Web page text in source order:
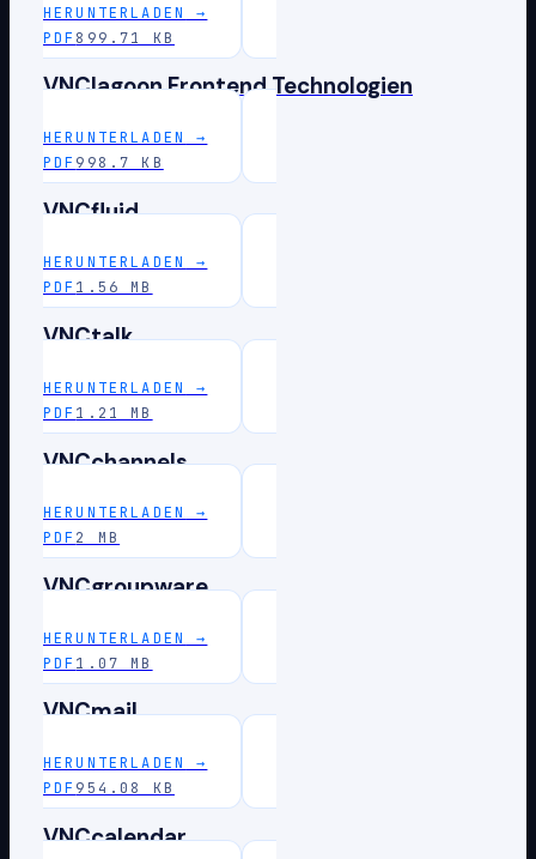
HERUNTERLADEN
→
PDF 899.71 KB
VNClagoon Frontend Technologien
HERUNTERLADEN
→
PDF 998.7 KB
VNCfluid
HERUNTERLADEN
→
PDF 1.56 MB
VNCtalk
HERUNTERLADEN
→
PDF 1.21 MB
VNCchannels
HERUNTERLADEN
→
PDF 2 MB
VNCgroupware
HERUNTERLADEN
→
PDF 1.07 MB
VNCmail
HERUNTERLADEN
→
PDF 954.08 KB
VNCcalendar